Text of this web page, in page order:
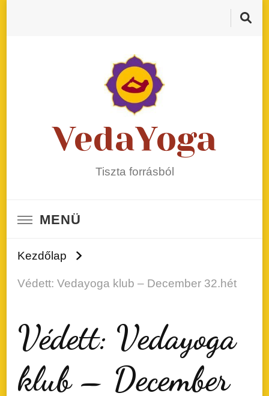
VedaYoga
Tiszta forrásból
MENÜ
Kezdőlap
Védett: Vedayoga klub – December 32.hét
Védett: Vedayoga
klub – December